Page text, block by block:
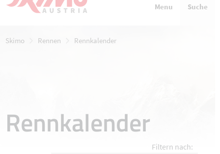
Menu Suche
Skimo Rennen Rennkalender
Rennkalender
Filtern nach: